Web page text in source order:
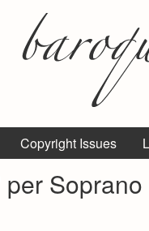
Copyright Issues